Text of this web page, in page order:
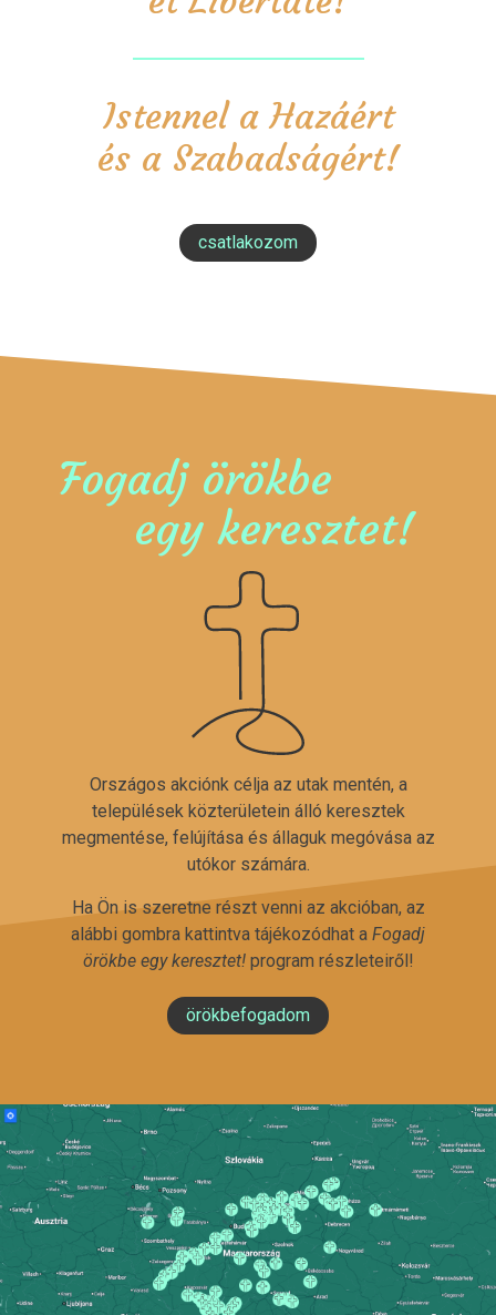
Istennel a Hazáért
és a Szabadságért!
csatlakozom
Fogadj örökbe
egy keresztet!
Országos akciónk célja az utak mentén, a
települések közterületein álló keresztek
megmentése, felújítása és állaguk megóvása az
utókor számára.
Ha Ön is szeretne részt venni az akcióban, az
alábbi gombra kattintva tájékozódhat a Fogadj
örökbe egy keresztet!program részleteiről!
örökbefogadom